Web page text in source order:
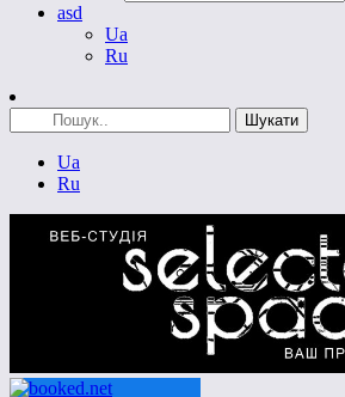
asd
Ua
Ru
Ua
Ru